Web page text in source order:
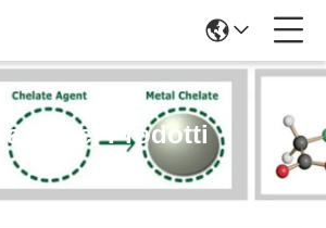
Dei Prodotti